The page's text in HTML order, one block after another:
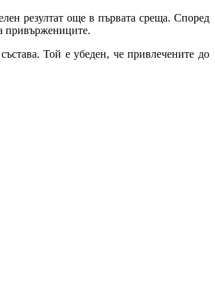
резултат още в първата среща. Според
привържениците.
Той е убеден, че привлечените до